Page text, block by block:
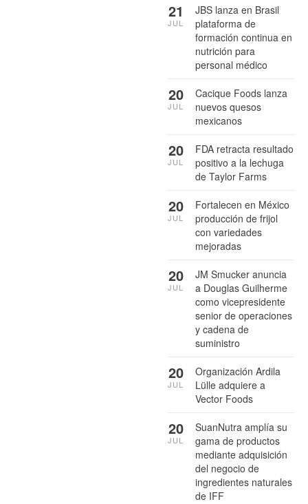
JBS lanza en Brasil
plataforma de
formación continua en
nutrición para
personal médico
21
JUL
Cacique Foods lanza
nuevos quesos
mexicanos
20
JUL
FDA retracta resultado
positivo a la lechuga
de Taylor Farms
20
JUL
Fortalecen en México
producción de frijol
con variedades
mejoradas
20
JUL
JM Smucker anuncia
a Douglas Guilherme
como vicepresidente
senior de operaciones
y cadena de
suministro
20
JUL
Organización Ardila
Lülle adquiere a
Vector Foods
20
JUL
SuanNutra amplía su
gama de productos
mediante adquisición
del negocio de
ingredientes naturales
de IFF
20
JUL